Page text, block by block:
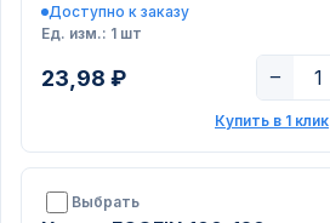
Доступно к заказу
Ед. изм.: 1 шт
23,98 ₽ −
Купить в 1 клик
Выбрать